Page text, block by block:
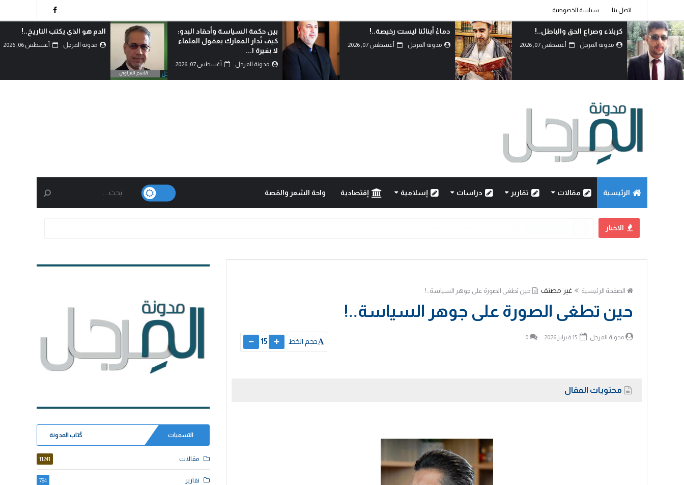
اتصل بنا سياسة الخصوصية
كربلاء وصراع الحق والباطل..!
مدونة المرجل أغسطس 07, 2026
دماءُ أبنائنا ليست رخيصة..!
مدونة المرجل أغسطس 07, 2026
بين حكمة السياسة وأحقاد البدو:
كيف تُدار المعارك بعقول العلماء
لا بغيرة ا...
مدونة المرجل أغسطس 07, 2026
الدم هو الذي يكتب التاريخ..!
مدونة المرجل أغسطس 06, 2026
الرئيسية مقالات تقارير دراسات إسلامية إقتصادية واحة الشعر والقصة
الاخبار
الصفحة الرئيسية غير مصنف ‏حين تطغى الصورة على جوهر السياسة..!
‏حين تطغى الصورة على جوهر السياسة..!
مدونة المرجل 0 حجم الخط 15
محتويات المقال
التسميات كُتاب المدونة
مقالات 11241
تقارير 784